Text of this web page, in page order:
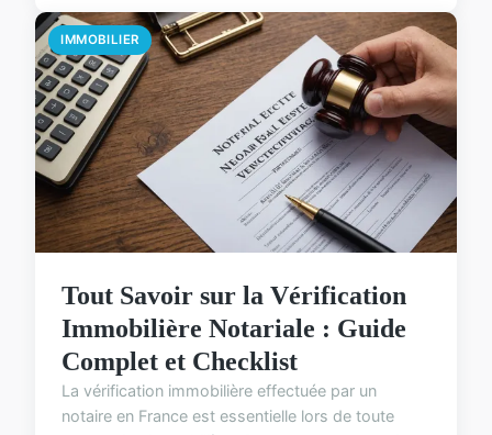
IMMOBILIER
Tout Savoir sur la Vérification
Immobilière Notariale : Guide
Complet et Checklist
La vérification immobilière effectuée par un
notaire en France est essentielle lors de toute